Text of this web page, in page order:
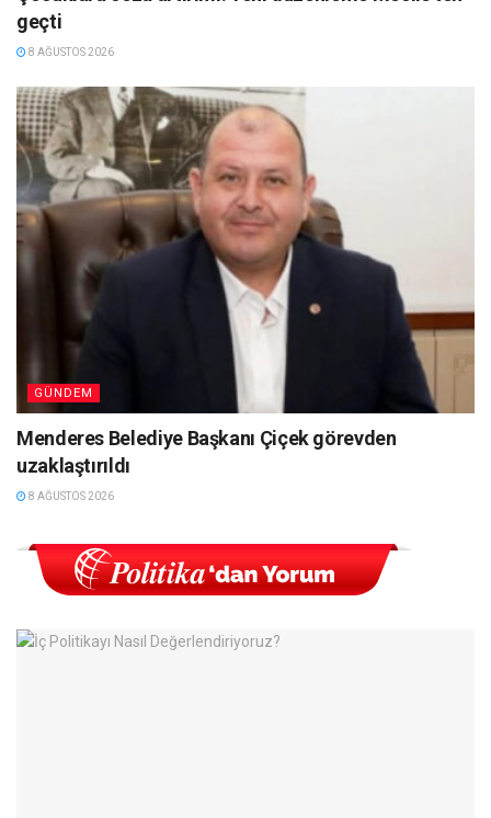
geçti
8 AĞUSTOS 2026
GÜNDEM
Menderes Belediye Başkanı Çiçek görevden
uzaklaştırıldı
8 AĞUSTOS 2026